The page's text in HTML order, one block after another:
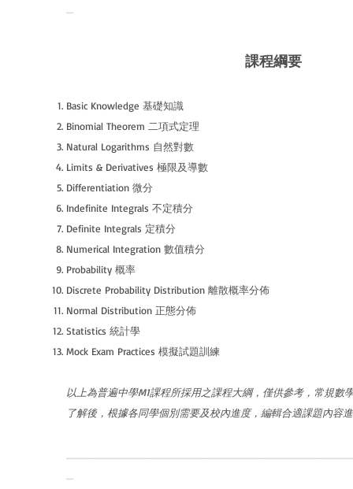
課程綱要
​Basic Knowledge 基礎知識
Binomial Theorem 二項式定理
Natural Logarithms 自然對數
Limits & Derivatives 極限及導數
Differentiation 微分
Indefinite Integrals 不定積分
Definite Integrals 定積分
Numerical Integration 數值積分
Probability 概率
Discrete Probability Distribution 離散概率分佈
Normal Distribution 正態分佈
Statistics 統計學
Mock Exam Practices 模擬試題訓練
以上為普遍中學M1課程所採用之課程大綱，僅供參考，常規數
了解後，根據各同學個別需要及校內進度，編輯合適課題內容